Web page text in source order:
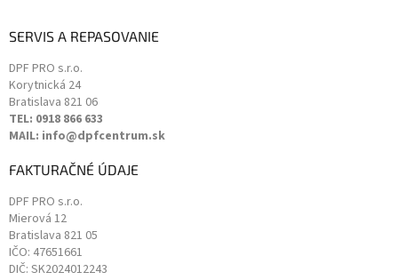
SERVIS A REPASOVANIE
DPF PRO s.r.o.
Korytnická 24
Bratislava 821 06
TEL: 0918 866 633
MAIL: info@dpfcentrum.sk
FAKTURAČNÉ ÚDAJE
DPF PRO s.r.o.
Mierová 12
Bratislava 821 05
IČO: 47651661
DIČ: SK2024012243